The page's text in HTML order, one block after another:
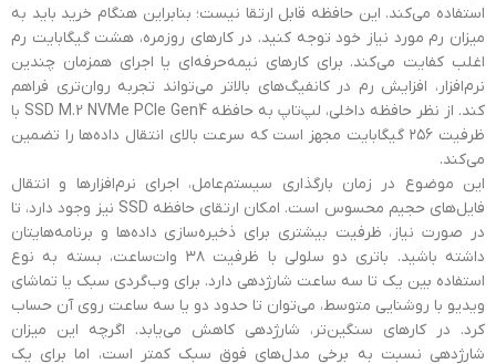
استفاده می‌کند. این حافظه قابل ارتقا نیست؛ بنابراین هنگام خرید باید به
میزان رم مورد نیاز خود توجه کنید. در کارهای روزمره، هشت گیگابایت رم
اغلب کفایت می‌کند. برای کارهای نیمه‌حرفه‌ای یا اجرای همزمان چندین
نرم‌افزار، افزایش رم در کانفیگ‌های بالاتر می‌تواند تجربه روان‌تری فراهم
کند. از نظر حافظه داخلی، لپ‌تاپ به حافظه SSD M.2 NVMe PCIe Gen4 با
ظرفیت ۲۵۶ گیگابایت مجهز است که سرعت بالای انتقال داده‌ها را تضمین
می‌کند.
این موضوع در زمان بارگذاری سیستم‌عامل، اجرای نرم‌افزارها و انتقال
فایل‌های حجیم محسوس است. امکان ارتقای حافظه SSD نیز وجود دارد، تا
در صورت نیاز، ظرفیت بیشتری برای ذخیره‌سازی داده‌ها و برنامه‌هایتان
داشته باشید. باتری دو سلولی با ظرفیت ۳۸ وات‌ساعت، بسته به نوع
استفاده بین یک تا سه ساعت شارژدهی دارد. برای وب‌گردی سبک یا تماشای
ویدیو با روشنایی متوسط، می‌توان تا حدود دو یا سه ساعت روی آن حساب
کرد. در کارهای سنگین‌تر، شارژدهی کاهش می‌یابد. اگرچه این میزان
شارژدهی نسبت به برخی مدل‌های فوق سبک کمتر است، اما برای یک